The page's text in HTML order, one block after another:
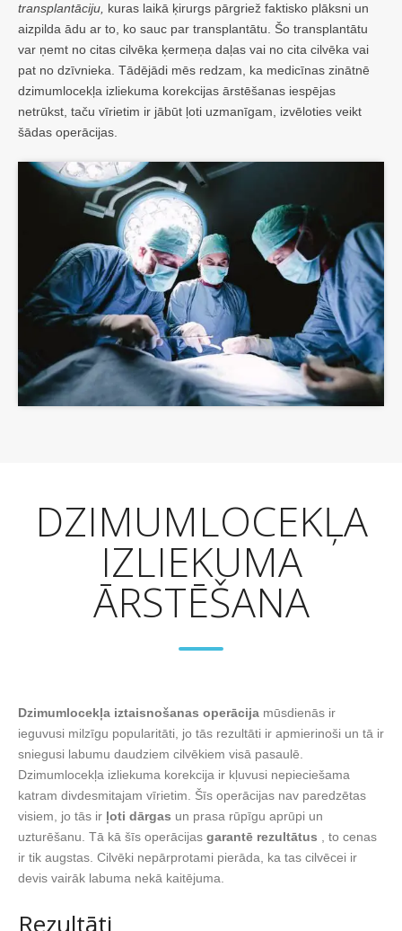
transplantāciju, kuras laikā ķirurgs pārgriež faktisko plāksni un
aizpilda ādu ar to, ko sauc par transplantātu. Šo transplantātu
var ņemt no citas cilvēka ķermeņa daļas vai no cita cilvēka vai
pat no dzīvnieka. Tādējādi mēs redzam, ka medicīnas zinātnē
dzimumlocekļa izliekuma korekcijas ārstēšanas iespējas
netrūkst, taču vīrietim ir jābūt ļoti uzmanīgam, izvēloties veikt
šādas operācijas.
DZIMUMLOCEKĻA
IZLIEKUMA
ĀRSTĒŠANA
Dzimumlocekļa iztaisnošanas operācija mūsdienās ir
ieguvusi milzīgu popularitāti, jo tās rezultāti ir apmierinoši un tā ir
sniegusi labumu daudziem cilvēkiem visā pasaulē.
Dzimumlocekļa izliekuma korekcija ir kļuvusi nepieciešama
katram divdesmitajam vīrietim. Šīs operācijas nav paredzētas
visiem, jo tās ir ļoti dārgas un prasa rūpīgu aprūpi un
uzturēšanu. Tā kā šīs operācijas garantē rezultātus , to cenas
ir tik augstas. Cilvēki nepārprotami pierāda, ka tas cilvēcei ir
devis vairāk labuma nekā kaitējuma.
Rezultāti